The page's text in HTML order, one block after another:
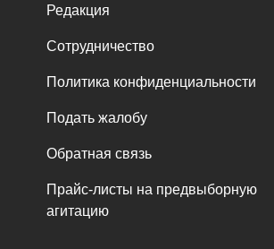
Редакция
Сотрудничество
Политика конфиденциальности
Подать жалобу
Обратная связь
Прайс-листы на предвыборную
агитацию